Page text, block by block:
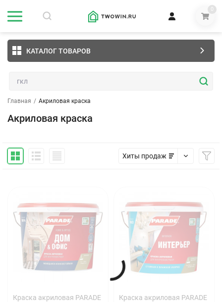
0
КАТАЛОГ ТОВАРОВ
Главная / Акриловая краска
Акриловая краска
Хиты продаж
Краска акриловая PARADE
Краска акриловая PARADE